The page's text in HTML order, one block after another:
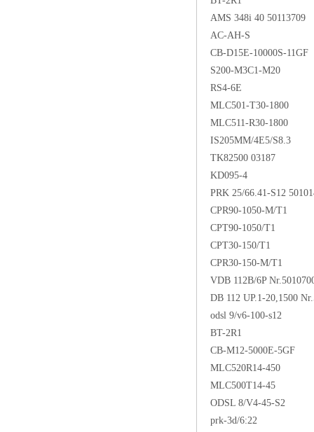
AMS 348i 40 50113709
AC-AH-S
CB-D15E-10000S-11GF
S200-M3C1-M20
RS4-6E
MLC501-T30-1800
MLC511-R30-1800
IS205MM/4E5/S8.3
TK82500 03187
KD095-4
PRK 25/66.41-S12
CPR90-1050-M/T1
CPT90-1050/T1
CPT30-150/T1
CPR30-150-M/T1
VDB 112B/6P
DB 112 UP.1-20,1500
odsl 9/v6-100-s12
BT-2R1
CB-M12-5000E-5GF
MLC520R14-450
MLC500T14-45
ODSL 8/V4-45-S2
prk-3d/6:22